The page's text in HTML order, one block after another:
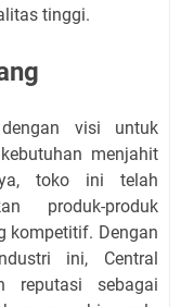
tinggi.
visi untuk
menjahit
toko ini telah
produk-produk
kompetitif. Dengan
ini, Central
reputasi sebagai